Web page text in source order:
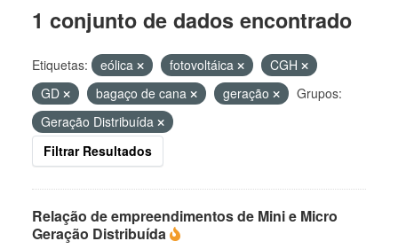
1 conjunto de dados encontrado
Etiquetas: eólica fotovoltáica
CGH
GD
bagaço de cana geração
Grupos:
Geração Distribuída
Filtrar Resultados
Relação de empreendimentos de Mini e Micro
Geração Distribuída